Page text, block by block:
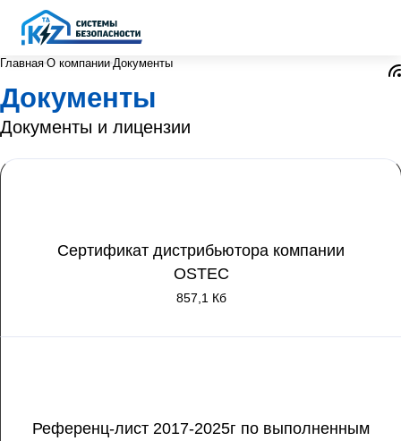
Главная О компании Документы
Документы
Документы и лицензии
Сертификат дистрибьютора компании
OSTEC
857,1 Кб
Референц-лист 2017-2025г по выполненным